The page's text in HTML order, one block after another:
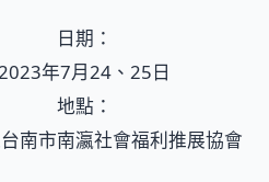
日期：
年7月24、25日
地點：
南市南瀛社會福利推展協會